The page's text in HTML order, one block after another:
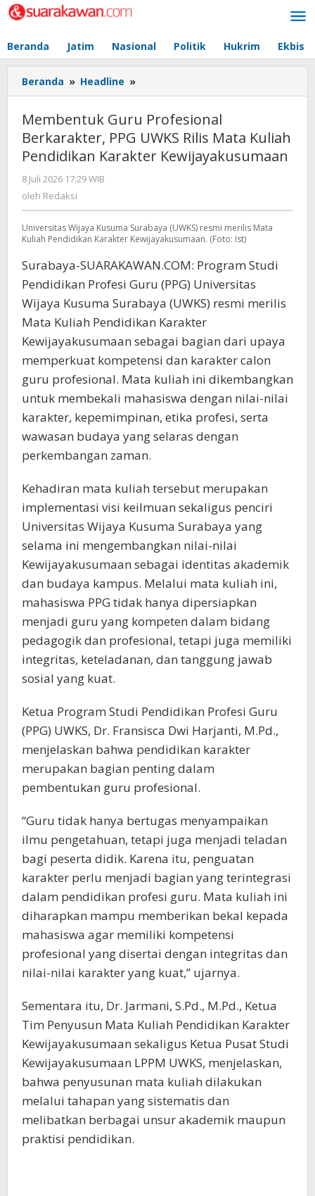
Lewati
ke
Beranda Jatim Nasional Politik Hukrim Ekbis
Beranda » Headline »
Guru
Profesional
Berkarakter,
PPG
UWKS
Pendidikan
Karakter
Kewijayakusumaan
Membentuk Guru Profesional
Berkarakter, PPG UWKS Rilis Mata Kuliah
Pendidikan Karakter Kewijayakusumaan
8 Juli 2026 17:29 WIB
oleh Redaksi
Universitas Wijaya Kusuma Surabaya (UWKS) resmi merilis Mata
Kuliah Pendidikan Karakter Kewijayakusumaan. (Foto: Ist)
Surabaya-SUARAKAWAN.COM: Program Studi
Pendidikan Profesi Guru (PPG) Universitas
Wijaya Kusuma Surabaya (UWKS) resmi merilis
Mata Kuliah Pendidikan Karakter
Kewijayakusumaan sebagai bagian dari upaya
memperkuat kompetensi dan karakter calon
guru profesional. Mata kuliah ini dikembangkan
untuk membekali mahasiswa dengan nilai-nilai
karakter, kepemimpinan, etika profesi, serta
wawasan budaya yang selaras dengan
perkembangan zaman.
Kehadiran mata kuliah tersebut merupakan
implementasi visi keilmuan sekaligus penciri
Universitas Wijaya Kusuma Surabaya yang
selama ini mengembangkan nilai-nilai
Kewijayakusumaan sebagai identitas akademik
dan budaya kampus. Melalui mata kuliah ini,
mahasiswa PPG tidak hanya dipersiapkan
menjadi guru yang kompeten dalam bidang
pedagogik dan profesional, tetapi juga memiliki
integritas, keteladanan, dan tanggung jawab
sosial yang kuat.
Ketua Program Studi Pendidikan Profesi Guru
(PPG) UWKS, Dr. Fransisca Dwi Harjanti, M.Pd.,
menjelaskan bahwa pendidikan karakter
merupakan bagian penting dalam
pembentukan guru profesional.
“Guru tidak hanya bertugas menyampaikan
ilmu pengetahuan, tetapi juga menjadi teladan
bagi peserta didik. Karena itu, penguatan
karakter perlu menjadi bagian yang terintegrasi
dalam pendidikan profesi guru. Mata kuliah ini
diharapkan mampu memberikan bekal kepada
mahasiswa agar memiliki kompetensi
profesional yang disertai dengan integritas dan
nilai-nilai karakter yang kuat,” ujarnya.
Sementara itu, Dr. Jarmani, S.Pd., M.Pd., Ketua
Tim Penyusun Mata Kuliah Pendidikan Karakter
Kewijayakusumaan sekaligus Ketua Pusat Studi
Kewijayakusumaan LPPM UWKS, menjelaskan,
bahwa penyusunan mata kuliah dilakukan
melalui tahapan yang sistematis dan
melibatkan berbagai unsur akademik maupun
praktisi pendidikan.